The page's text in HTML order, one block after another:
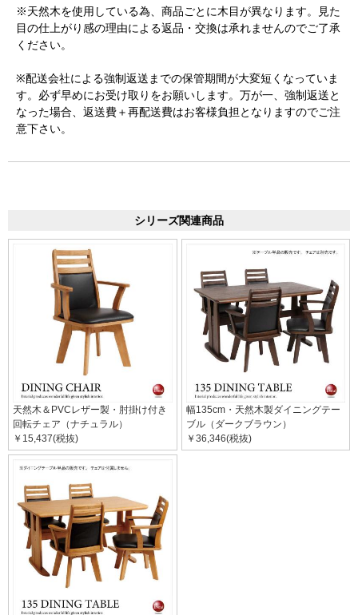
※天然木を使用している為、商品ごとに木目が異なります。見た
目の仕上がり感の理由による返品・交換は承れませんのでご了承
ください。
※配送会社による強制返送までの保管期間が大変短くなっていま
す。必ず早めにお受け取りをお願いします。万が一、強制返送と
なった場合、返送費＋再配送費はお客様負担となりますのでご注
意下さい。
シリーズ関連商品
天然木＆PVCレザー製・肘掛け付き
回転チェア（ナチュラル）
￥15,437(税抜)
幅135cm・天然木製ダイニングテー
ブル（ダークブラウン）
￥36,346(税抜)